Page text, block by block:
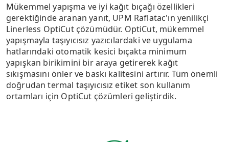
Mükemmel yapışma ve iyi kağıt bıçağı özellikleri
gerektiğinde aranan yanıt, UPM Raflatac'ın yenilikçi
Linerless OptiCut çözümüdür. OptiCut, mükemmel
yapışmayla taşıyıcısız yazıcılardaki ve uygulama
hatlarındaki otomatik kesici bıçakta minimum
yapışkan birikimini bir araya getirerek kağıt
sıkışmasını önler ve baskı kalitesini artırır. Tüm önemli
doğrudan termal taşıyıcısız etiket son kullanım
ortamları için OptiCut çözümleri geliştirdik.